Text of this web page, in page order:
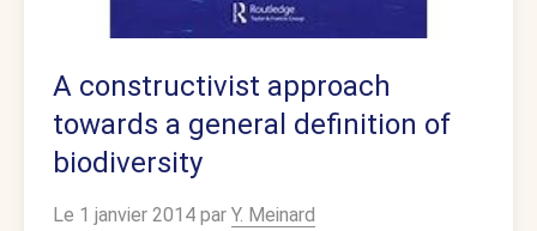
A constructivist approach
towards a general definition of
biodiversity
Le 1 janvier 2014 par Y. Meinard